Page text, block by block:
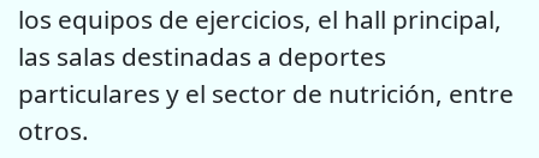
los equipos de ejercicios, el hall principal,
las salas destinadas a deportes
particulares y el sector de nutrición, entre
otros.